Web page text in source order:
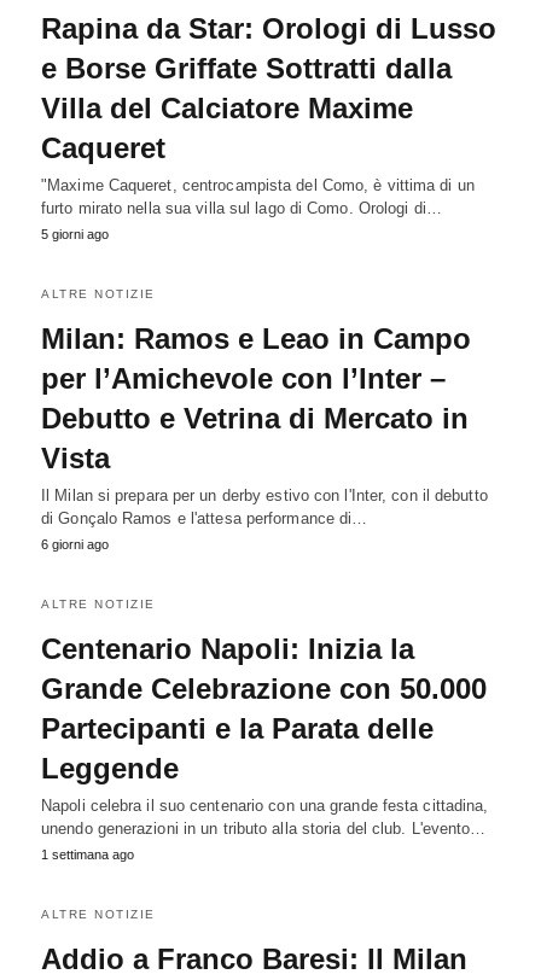
Rapina da Star: Orologi di Lusso
e Borse Griffate Sottratti dalla
Villa del Calciatore Maxime
Caqueret
"Maxime Caqueret, centrocampista del Como, è vittima di un
furto mirato nella sua villa sul lago di Como. Orologi di…
5 giorni ago
ALTRE NOTIZIE
Milan: Ramos e Leao in Campo
per l’Amichevole con l’Inter –
Debutto e Vetrina di Mercato in
Vista
Il Milan si prepara per un derby estivo con l'Inter, con il debutto
di Gonçalo Ramos e l'attesa performance di…
6 giorni ago
ALTRE NOTIZIE
Centenario Napoli: Inizia la
Grande Celebrazione con 50.000
Partecipanti e la Parata delle
Leggende
Napoli celebra il suo centenario con una grande festa cittadina,
unendo generazioni in un tributo alla storia del club. L'evento…
1 settimana ago
ALTRE NOTIZIE
Addio a Franco Baresi: Il Milan